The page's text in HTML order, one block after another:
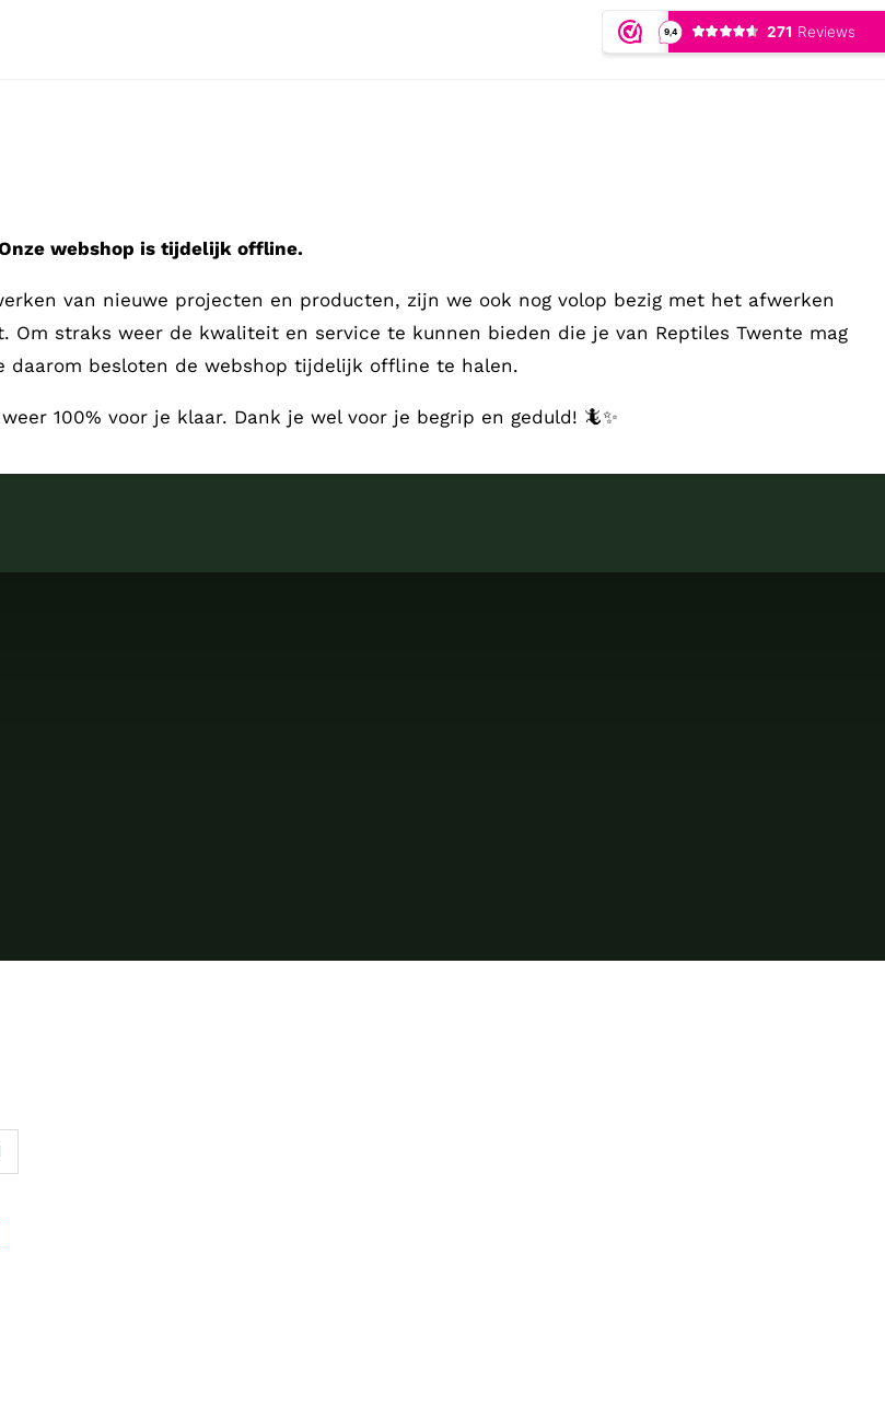
webshop is tijdelijk offline.
van nieuwe projecten en producten, zijn we ook nog volop bezig met het afwerken
Om straks weer de kwaliteit en service te kunnen bieden die je van Reptiles Twente mag
daarom besloten de webshop tijdelijk offline te halen.
100% voor je klaar. Dank je wel voor je begrip en geduld! 🦎✨